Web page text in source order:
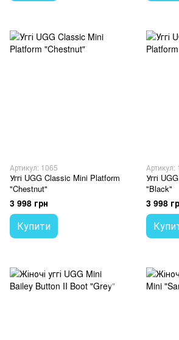
Артикул: 1065
Уггі UGG Classic Mini Platform
"Chestnut"
3 998 грн
Купити
Артикул:
Уггі
"Black"
3 998